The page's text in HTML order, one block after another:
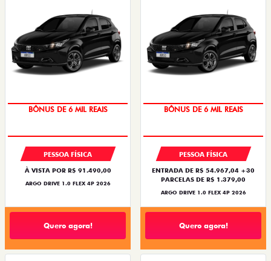
BÔNUS DE 6 MIL REAIS
PESSOA FÍSICA
À VISTA POR R$ 91.490,00
ARGO DRIVE 1.0 FLEX 4P 2026
Quero agora!
BÔNUS DE 6 MIL REAIS
PESSOA FÍSICA
ENTRADA DE R$ 54.967,04 +30
PARCELAS DE R$ 1.379,00
ARGO DRIVE 1.0 FLEX 4P 2026
Quero agora!